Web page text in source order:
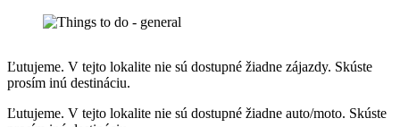
Ľutujeme. V tejto lokalite nie sú dostupné žiadne zájazdy. Skúste
prosím inú destináciu.
Ľutujeme. V tejto lokalite nie sú dostupné žiadne auto/moto. Skúste